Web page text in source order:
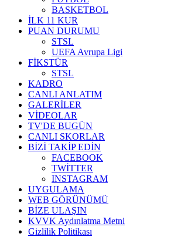
BASKETBOL
İLK 11 KUR
PUAN DURUMU
STSL
UEFA Avrupa Ligi
FİKSTÜR
STSL
KADRO
CANLI ANLATIM
GALERİLER
VİDEOLAR
TV'DE BUGÜN
CANLI SKORLAR
BİZİ TAKİP EDİN
FACEBOOK
TWİTTER
INSTAGRAM
UYGULAMA
WEB GÖRÜNÜMÜ
BİZE ULAŞIN
KVVK Aydınlatma Metni
Gizlilik Politikası